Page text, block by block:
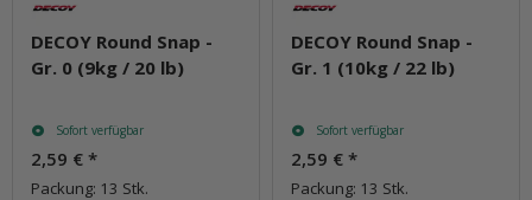
DECOY Round Snap -
Gr. 0 (9kg / 20 lb)
Sofort verfügbar
2,59 € *
Packung: 13 Stk.
DECOY Round Snap -
Gr. 1 (10kg / 22 lb)
Sofort verfügbar
2,59 € *
Packung: 13 Stk.